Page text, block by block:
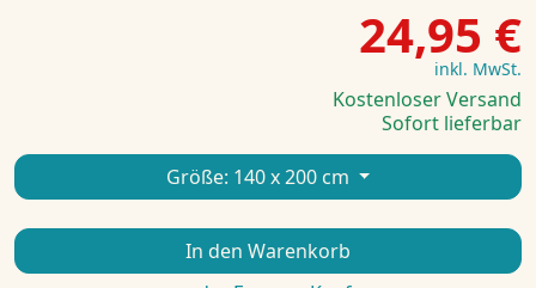
24,95 €
inkl. MwSt.
Kostenloser Versand
Sofort lieferbar
Größe: 140 x 200 cm
In den Warenkorb